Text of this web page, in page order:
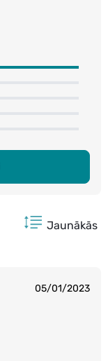
Jaunākās
05/01/2023